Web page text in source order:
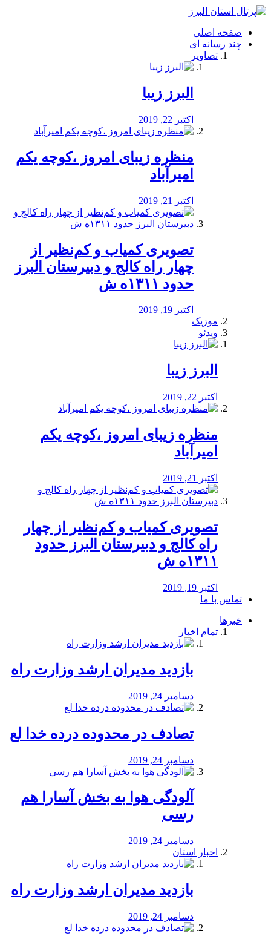
فصد
شرق
تهران
خشکشویی
صفحه اصلی
چند رسانه ای
تصاویر
البرز زیبا
اکتبر 22, 2019
منظره‌‌ زیبای امروز ،کوچه یکم
امیرآباد
اکتبر 21, 2019
️تصویری کمیاب و کم‌نظیر از
چهار راه كالج و دبيرستان البرز
حدود ۱۳۱۱ه ش
اکتبر 19, 2019
موزیک
ویدئو
البرز زیبا
اکتبر 22, 2019
منظره‌‌ زیبای امروز ،کوچه یکم
امیرآباد
اکتبر 21, 2019
️تصویری کمیاب و کم‌نظیر از چهار
راه كالج و دبيرستان البرز حدود
۱۳۱۱ه ش
اکتبر 19, 2019
تماس با ما
خبرها
تمام اخبار
بازدید مدیران ارشد وزارت راه
دسامبر 24, 2019
تصادف در محدوده درده خدا لع
دسامبر 24, 2019
آلودگی هوا به بخش آسارا هم
رسی
دسامبر 24, 2019
اخبار استان
بازدید مدیران ارشد وزارت راه
دسامبر 24, 2019